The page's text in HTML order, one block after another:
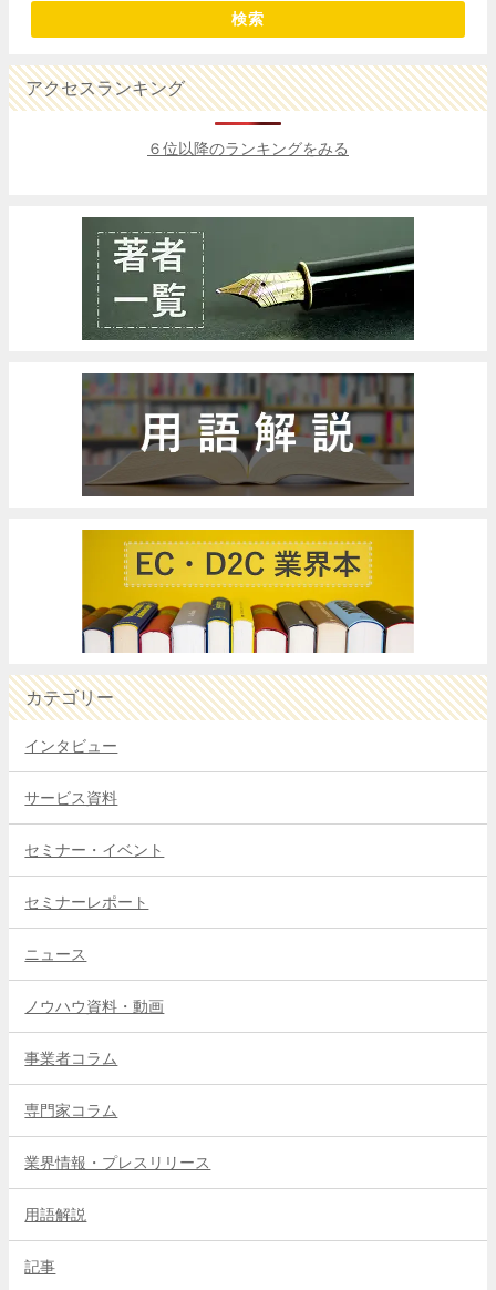
検索
アクセスランキング
６位以降のランキングをみる
カテゴリー
インタビュー
サービス資料
セミナー・イベント
セミナーレポート
ニュース
ノウハウ資料・動画
事業者コラム
専門家コラム
業界情報・プレスリリース
用語解説
記事